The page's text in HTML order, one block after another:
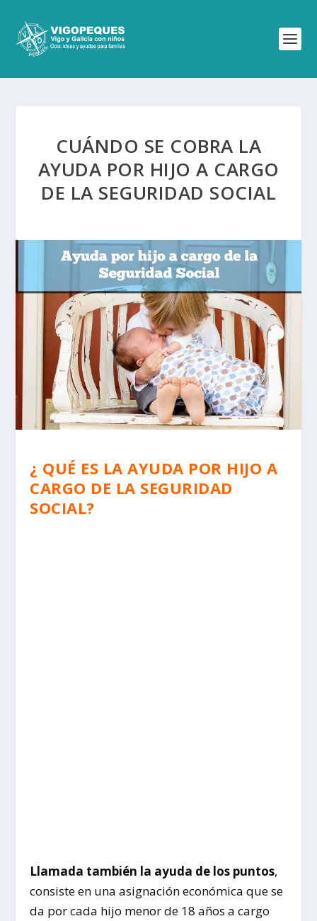
CUÁNDO SE COBRA LA
AYUDA POR HIJO A CARGO
DE LA SEGURIDAD SOCIAL
¿ QUÉ ES LA AYUDA POR HIJO A
CARGO DE LA SEGURIDAD
SOCIAL?
Llamada también la ayuda de los puntos,
consiste en una asignación económica que se
da por cada hijo menor de 18 años a cargo